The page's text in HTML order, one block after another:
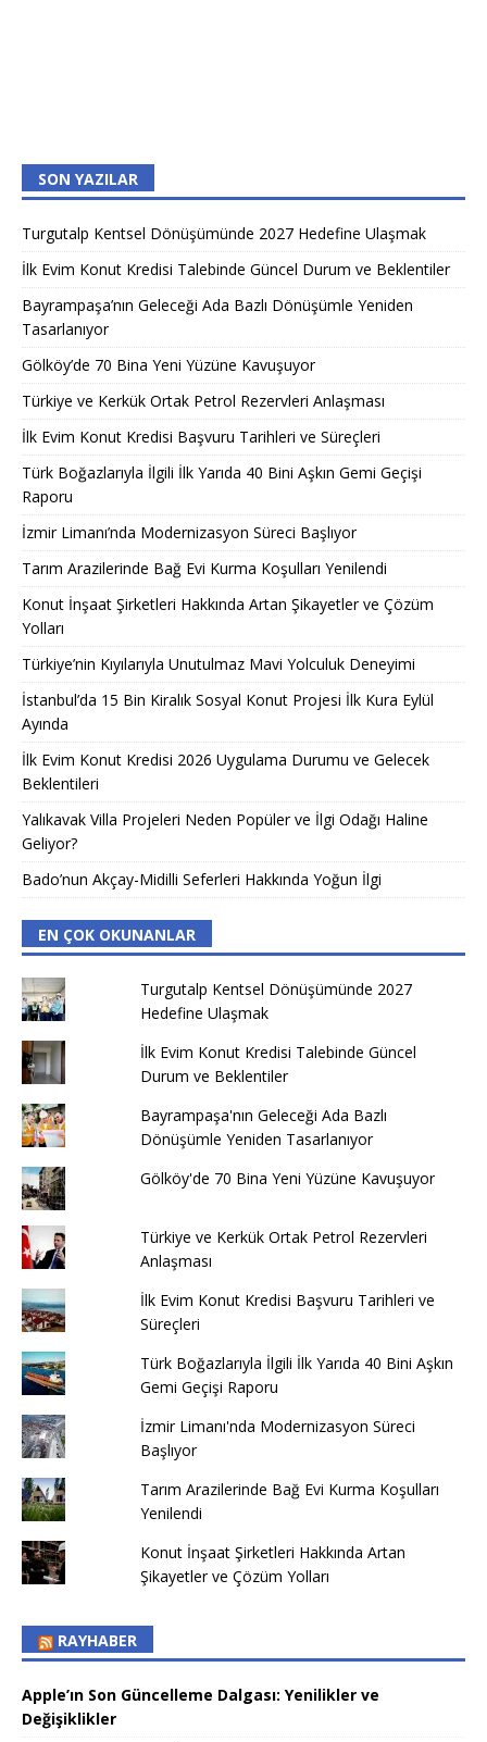
SON YAZILAR
Turgutalp Kentsel Dönüşümünde 2027 Hedefine Ulaşmak
İlk Evim Konut Kredisi Talebinde Güncel Durum ve Beklentiler
Bayrampaşa’nın Geleceği Ada Bazlı Dönüşümle Yeniden
Tasarlanıyor
Gölköy’de 70 Bina Yeni Yüzüne Kavuşuyor
Türkiye ve Kerkük Ortak Petrol Rezervleri Anlaşması
İlk Evim Konut Kredisi Başvuru Tarihleri ve Süreçleri
Türk Boğazlarıyla İlgili İlk Yarıda 40 Bini Aşkın Gemi Geçişi
Raporu
İzmir Limanı’nda Modernizasyon Süreci Başlıyor
Tarım Arazilerinde Bağ Evi Kurma Koşulları Yenilendi
Konut İnşaat Şirketleri Hakkında Artan Şikayetler ve Çözüm
Yolları
Türkiye’nin Kıyılarıyla Unutulmaz Mavi Yolculuk Deneyimi
İstanbul’da 15 Bin Kiralık Sosyal Konut Projesi İlk Kura Eylül
Ayında
İlk Evim Konut Kredisi 2026 Uygulama Durumu ve Gelecek
Beklentileri
Yalıkavak Villa Projeleri Neden Popüler ve İlgi Odağı Haline
Geliyor?
Bado’nun Akçay-Midilli Seferleri Hakkında Yoğun İlgi
EN ÇOK OKUNANLAR
Turgutalp Kentsel Dönüşümünde 2027
Hedefine Ulaşmak
İlk Evim Konut Kredisi Talebinde Güncel
Durum ve Beklentiler
Bayrampaşa'nın Geleceği Ada Bazlı
Dönüşümle Yeniden Tasarlanıyor
Gölköy'de 70 Bina Yeni Yüzüne Kavuşuyor
Türkiye ve Kerkük Ortak Petrol Rezervleri
Anlaşması
İlk Evim Konut Kredisi Başvuru Tarihleri ve
Süreçleri
Türk Boğazlarıyla İlgili İlk Yarıda 40 Bini Aşkın
Gemi Geçişi Raporu
İzmir Limanı'nda Modernizasyon Süreci
Başlıyor
Tarım Arazilerinde Bağ Evi Kurma Koşulları
Yenilendi
Konut İnşaat Şirketleri Hakkında Artan
Şikayetler ve Çözüm Yolları
RAYHABER
Apple’ın Son Güncelleme Dalgası: Yenilikler ve
Değişiklikler